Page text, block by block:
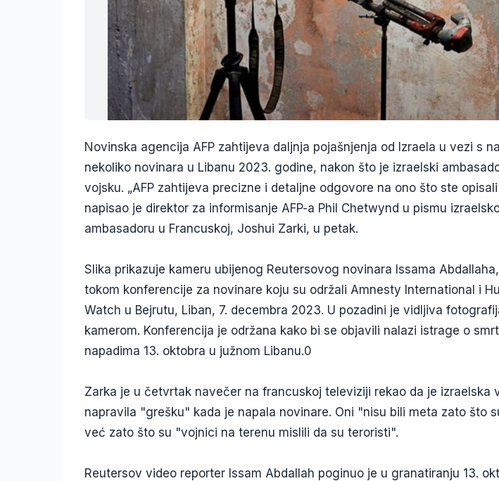
Novinska agencija AFP zahtijeva daljnja pojašnjenja od Izraela u vezi s
nekoliko novinara u Libanu 2023. godine, nakon što je izraelski
vojsku. „AFP zahtijeva precizne i detaljne odgovore na ono što ste
napisao je direktor za informisanje AFP-a Phil Chetwynd u pismu
ambasadoru u Francuskoj, Joshui Zarki, u petak.
Slika prikazuje kameru ubijenog Reutersovog novinara Issama
tokom konferencije za novinare koju su održali Amnesty International i
Watch u Bejrutu, Liban, 7. decembra 2023. U pozadini je vidljiva
kamerom. Konferencija je održana kako bi se objavili nalazi istrage o
napadima 13. oktobra u južnom Libanu.0
Zarka je u četvrtak navečer na francuskoj televiziji rekao da je izraelska
napravila "grešku" kada je napala novinare. Oni "nisu bili meta zato što
već zato što su "vojnici na terenu mislili da su teroristi".
Reutersov video reporter Issam Abdallah poginuo je u granatiranju 13.